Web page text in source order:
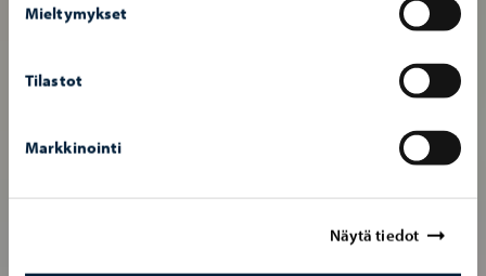
Mieltymykset
Tilastot
Markkinointi
Näytä tiedot